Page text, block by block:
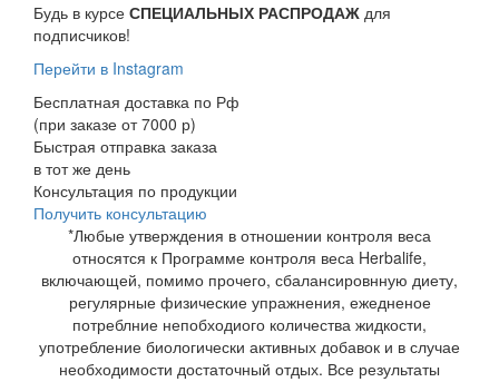
Будь в курсе СПЕЦИАЛЬНЫХ РАСПРОДАЖ для
подписчиков!
Перейти в Instagram
Бесплатная доставка по Рф
(при заказе от 7000 р)
Быстрая отправка заказа
в тот же день
Консультация по продукции
Получить консультацию
*Любые утверждения в отношении контроля веса
относятся к Программе контроля веса Herbalife,
включающей, помимо прочего, сбалансировнную диету,
регулярные физические упражнения, ежедненое
потреблние непобходиого количества жидкости,
употребление биологически активных добавок и в случае
необходимости достаточный отдых. Все результаты